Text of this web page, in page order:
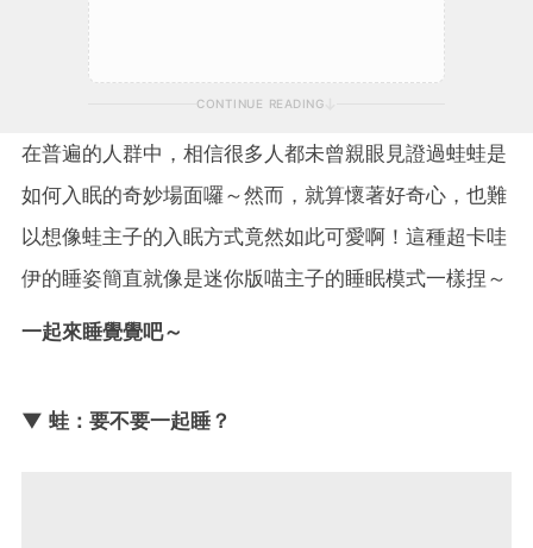
CONTINUE READING
在普遍的人群中，相信很多人都未曾親眼見證過蛙蛙是
如何入眠的奇妙場面囉～然而，就算懷著好奇心，也難
以想像蛙主子的入眠方式竟然如此可愛啊！這種超卡哇
伊的睡姿簡直就像是迷你版喵主子的睡眠模式一樣捏～
一起來睡覺覺吧～
▼ 蛙：要不要一起睡？